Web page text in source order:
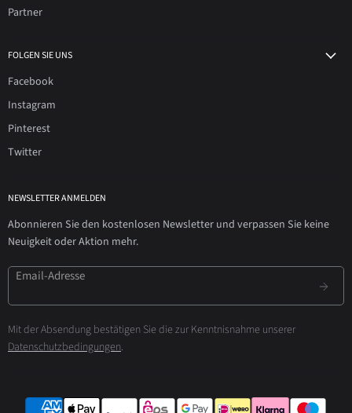
Partner
FOLGEN SIE UNS
Facebook
Instagram
Pinterest
Twitter
NEWSLETTER ANMELDEN
Abonnieren Sie den kostenlosen Newsletter und verpassen Sie keine
Neuigkeit oder Aktion mehr.
Email-Adresse
Mit der Absendung bestätigen Sie die zur Kenntnisnahme unserer
Datenschutzbedingungen.